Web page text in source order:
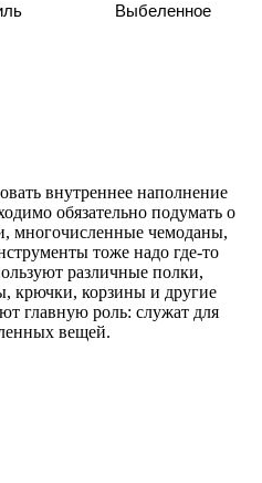
Выбеленное
внутреннее наполнение
обязательно подумать о
многочисленные чемоданы,
тоже надо где-то
различные полки,
крючки, корзины и другие
главную роль: служат для
вещей.